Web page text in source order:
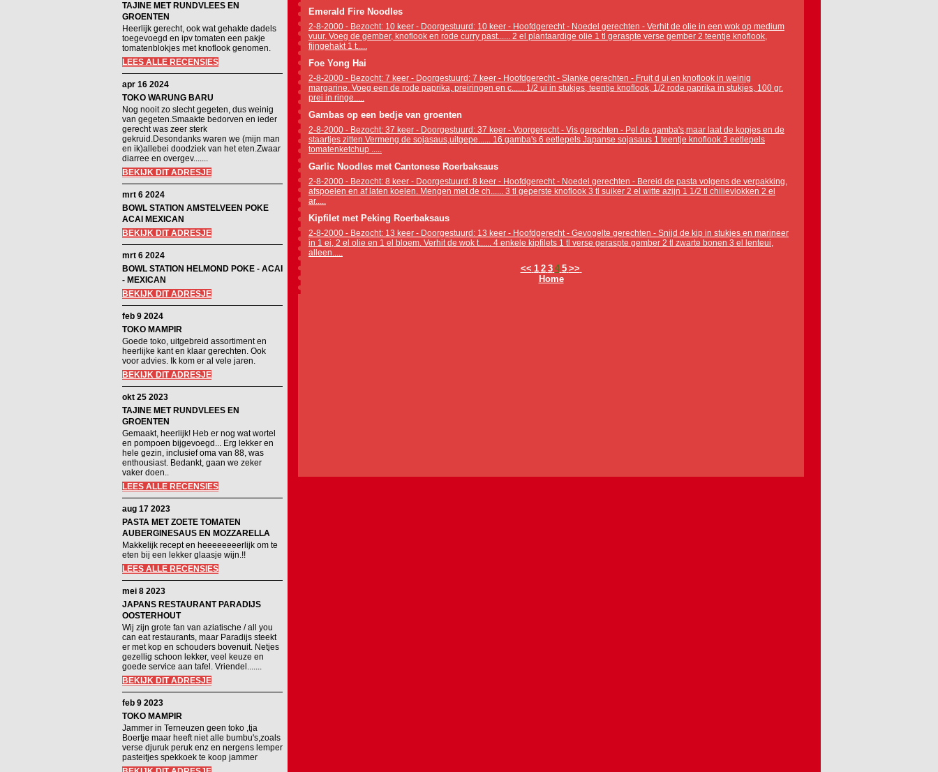
TAJINE MET RUNDVLEES EN
GROENTEN
Heerlijk gerecht, ook wat gehakte dadels
toegevoegd en ipv tomaten een pakje
tomatenblokjes met knoflook genomen.
LEES ALLE RECENSIES
apr 16 2024
TOKO WARUNG BARU
Nog nooit zo slecht gegeten, dus weinig
van gegeten.Smaakte bedorven en ieder
gerecht was zeer sterk
gekruid.Desondanks waren we (mijn man
en ik)allebei doodziek van het eten.Zwaar
diarree en overgev.......
BEKIJK DIT ADRESJE
mrt 6 2024
BOWL STATION AMSTELVEEN POKE
ACAI MEXICAN
BEKIJK DIT ADRESJE
mrt 6 2024
BOWL STATION HELMOND POKE - ACAI
- MEXICAN
BEKIJK DIT ADRESJE
feb 9 2024
TOKO MAMPIR
Goede toko, uitgebreid assortiment en
heerlijke kant en klaar gerechten. Ook
voor advies. Ik kom er al vele jaren.
BEKIJK DIT ADRESJE
okt 25 2023
TAJINE MET RUNDVLEES EN
GROENTEN
Gemaakt, heerlijk! Heb er nog wat wortel
en pompoen bijgevoegd... Erg lekker en
hele gezin, inclusief oma van 88, was
enthousiast. Bedankt, gaan we zeker
vaker doen..
LEES ALLE RECENSIES
aug 17 2023
PASTA MET ZOETE TOMATEN
AUBERGINESAUS EN MOZZARELLA
Makkelijk recept en heeeeeeeerlijk om te
eten bij een lekker glaasje wijn.!!
LEES ALLE RECENSIES
mei 8 2023
JAPANS RESTAURANT PARADIJS
OOSTERHOUT
Wij zijn grote fan van aziatische / all you
can eat restaurants, maar Paradijs steekt
er met kop en schouders bovenuit. Netjes
gezellig schoon lekker, veel keuze en
goede service aan tafel. Vriendel.......
BEKIJK DIT ADRESJE
feb 9 2023
TOKO MAMPIR
Jammer in Terneuzen geen toko ,tja
Boertje maar heeft niet alle bumbu's,zoals
verse djuruk peruk enz en nergens lemper
pasteitjes spekkoek te koop jammer
Emerald Fire Noodles
2-8-2000 - Bezocht: 10 keer - Doorgestuurd: 10 keer - Hoofdgerecht - Noedel gerechten - Verhit de olie in een wok op medium
vuur. Voeg de gember, knoflook en rode curry past...... 2 el plantaardige olie 1 tl geraspte verse gember 2 teentje knoflook,
fijngehakt 1 t.....
Foe Yong Hai
2-8-2000 - Bezocht: 7 keer - Doorgestuurd: 7 keer - Hoofdgerecht - Slanke gerechten - Fruit d ui en knoflook in weinig
margarine. Voeg een de rode paprika, preiringen en c...... 1/2 ui in stukjes, teentje knoflook, 1/2 rode paprika in stukjes, 100 gr.
prei in ringe.....
Gambas op een bedje van groenten
2-8-2000 - Bezocht: 37 keer - Doorgestuurd: 37 keer - Voorgerecht - Vis gerechten - Pel de gamba's,maar laat de kopjes en de
staartjes zitten.Vermeng de sojasaus,uitgepe...... 16 gamba's 6 eetlepels Japanse sojasaus 1 teentje knoflook 3 eetlepels
tomatenketchup .....
Garlic Noodles met Cantonese Roerbaksaus
2-8-2000 - Bezocht: 8 keer - Doorgestuurd: 8 keer - Hoofdgerecht - Noedel gerechten - Bereid de pasta volgens de verpakking,
afspoelen en af laten koelen. Mengen met de ch...... 3 tl geperste knoflook 3 tl suiker 2 el witte azijn 1 1/2 tl chilievlokken 2 el
ar.....
Kipfilet met Peking Roerbaksaus
2-8-2000 - Bezocht: 13 keer - Doorgestuurd: 13 keer - Hoofdgerecht - Gevogelte gerechten - Snijd de kip in stukjes en marineer
in 1 ei, 2 el olie en 1 el bloem. Verhit de wok t...... 4 enkele kipfilets 1 tl verse geraspte gember 2 tl zwarte bonen 3 el lenteui,
alleen.....
<< 1 2 3 4 5 >>
Home